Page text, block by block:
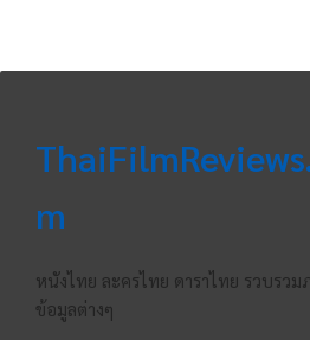
m
หนังไทย ละครไทย ดาราไทย รวบรวม
ข้อมูลต่างๆ